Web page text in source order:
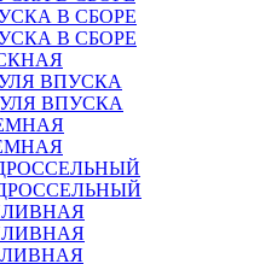
В СБОРЕ
В СБОРЕ
ВПУСКА
ВПУСКА
ДРОССЕЛЬНЫЙ
ДРОССЕЛЬНЫЙ